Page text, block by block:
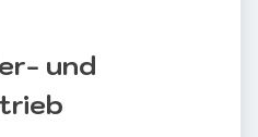
und